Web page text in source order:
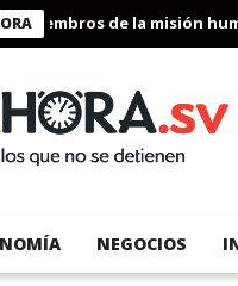
de la misión
NEGOCIOS